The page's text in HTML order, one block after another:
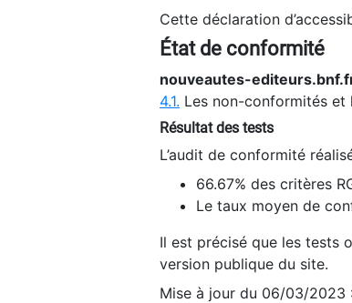
Cette déclaration
État de conformité
nouveautes-
4.1. Les non-conformités et
Résultat des tests
L’audit de conformité
66.67% des critères
Le taux moyen de
Il est précisé que les tests
version publique du site.
Mise à jour du 06/03/2023